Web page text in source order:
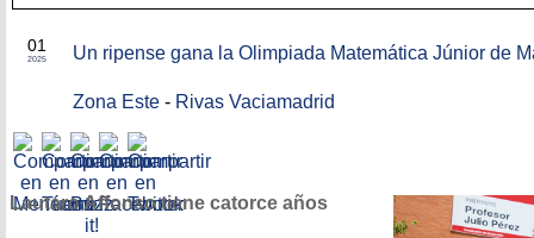
01
2025 Un ripense gana la Olimpiada Matemática Júnior de
Zona Este - Rivas Vaciamadrid
Lautaro Affonso tiene catorce años